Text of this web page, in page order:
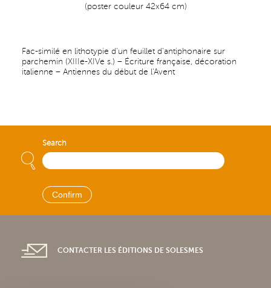
(poster couleur 42x64 cm)
Fac-similé en lithotypie d'un feuillet d'antiphonaire sur
parchemin (XIIIe-XIVe s.) – Écriture française, décoration
italienne – Antiennes du début de l'Avent
Search
CONTACTER LES ÉDITIONS DE SOLESMES